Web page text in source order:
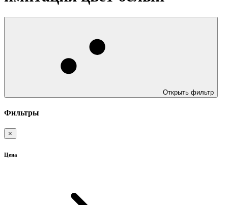
Открыть фильтр
Фильтры
×
Цена